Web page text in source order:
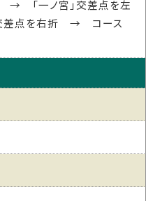
「一ノ宮」交差点を左
差点を右折 → コース